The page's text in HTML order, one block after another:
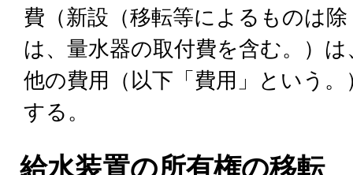
費（新設（移転等によるものは
は、量水器の取付費を含む。）
他の費用（以下「費用」という
する。
給水装置の所有権の移転